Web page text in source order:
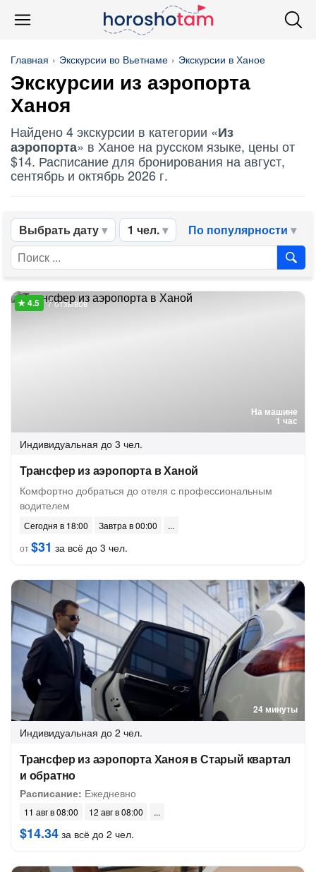
Главная Экскурсии во Вьетнаме Экскурсии в Ханое
Экскурсии из аэропорта
Ханоя
Найдено 4 экскурсии в категории «Из
аэропорта» в Ханое на русском языке, цены от
$14. Расписание для бронирования на август,
сентябрь и октябрь 2026 г.
Выбрать дату 1 чел. По популярности
На машине
1 час
7 отзывов
Индивидуальная до 3 чел.
Трансфер из аэропорта в Ханой
Комфортно добраться до отеля с профессиональным
водителем
Сегодня в 18:00
Завтра в 00:00
от$31 за всё до 3 чел.
24 минуты
Индивидуальная до 2 чел.
Трансфер из аэропорта Ханоя в Старый квартал
и обратно
Расписание: Ежедневно
11 авг в 08:00 12 авг в 08:00
$14.34 за всё до 2 чел.